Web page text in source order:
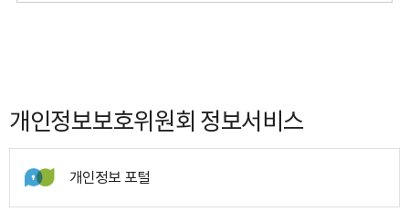
개인정보보호위원회 정보서비스
개인정보 포털